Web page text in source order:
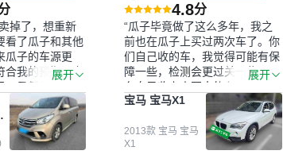
掉了，想重新
看了瓜子和其他
瓜子的车源更
合我的预期。之
虽然价格没谈
留着。瓜子毕竟
象还好。我最
大通，18年的
，符合我的要
展开
4.8分
“瓜子毕竟做了这么多年，我之
前也在瓜子上买过两次车了。你
们自己收的车，我觉得可能有保
障一些，检测会更过关一些。平
台自己收上来再卖的车，应该更
可靠。我买的是宝马X1，主要看
中它的价格和公里数比较合适。
另外，瓜子承诺无火烧、无事
故、无泡水、无调表，在平台自
展开
宝马 宝马X1
2013款 宝马 宝马
X1